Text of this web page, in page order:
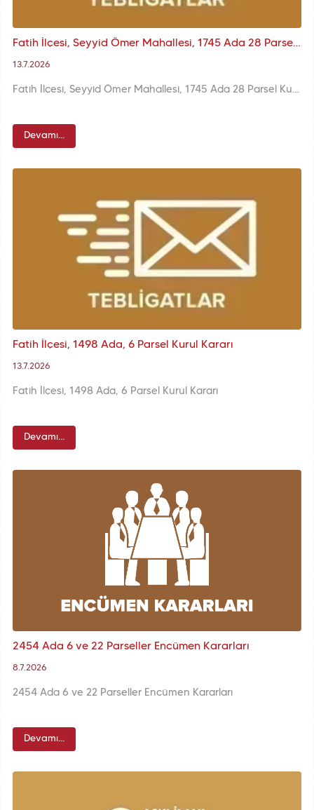
Fatih İlçesi, Seyyid Ömer Mahallesi, 1745 Ada 28 Parsel Kurul Kararı
13.7.2026
Fatih İlçesi, Seyyid Ömer Mahallesi, 1745 Ada 28 Parsel Kurul Kararı
Devamı...
Fatih İlçesi, 1498 Ada, 6 Parsel Kurul Kararı
13.7.2026
Fatih İlçesi, 1498 Ada, 6 Parsel Kurul Kararı
Devamı...
2454 Ada 6 ve 22 Parseller Encümen Kararları
8.7.2026
2454 Ada 6 ve 22 Parseller Encümen Kararları
Devamı...